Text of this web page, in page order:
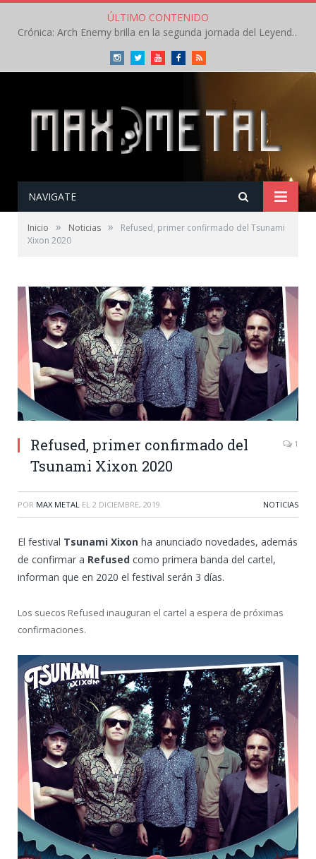
ÚLTIMO CONTENIDO
Crónica: Arch Enemy brilla en la segunda jornada del Leyendas del Rock – Jueves – Agosto 2026
InstagramTwitterYoutubeFacebookRSS
NAVIGATE
Inicio » Noticias »
Refused, primer confirmado del Tsunami
Xixon 2020
Refused, primer confirmado del
Tsunami Xixon 2020
1
POR MAX METAL EL 2 DICIEMBRE, 2019 NOTICIAS
El festival Tsunami Xixon ha anunciado novedades, además
de confirmar a Refused como primera banda del cartel,
informan que en 2020 el festival serán 3 días.
Los suecos Refused inauguran el cartel a espera de próximas
confirmaciones.